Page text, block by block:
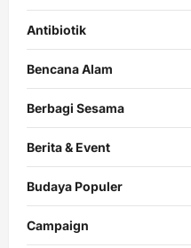
Antibiotik
Bencana Alam
Berbagi Sesama
Berita & Event
Budaya Populer
Campaign